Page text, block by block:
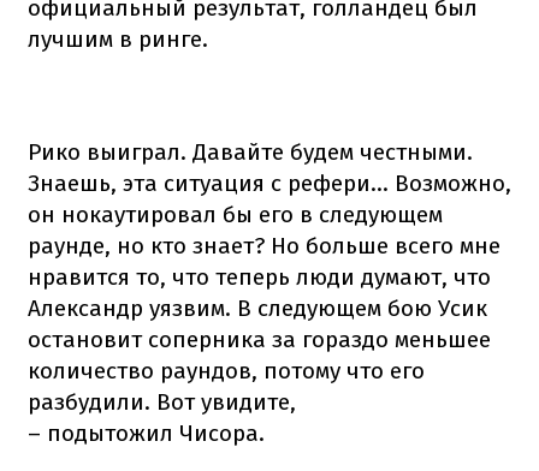
официальный результат, голландец был
лучшим в ринге.
Рико выиграл. Давайте будем честными.
Знаешь, эта ситуация с рефери... Возможно,
он нокаутировал бы его в следующем
раунде, но кто знает? Но больше всего мне
нравится то, что теперь люди думают, что
Александр уязвим. В следующем бою Усик
остановит соперника за гораздо меньшее
количество раундов, потому что его
разбудили. Вот увидите,
– подытожил Чисора.